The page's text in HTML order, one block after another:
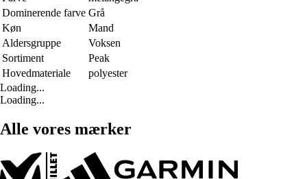
Dominerende farve Grå
Køn
Mand
Aldersgruppe
Voksen
Sortiment
Peak
Hovedmateriale
polyester
Loading...
Loading...
Alle vores mærker